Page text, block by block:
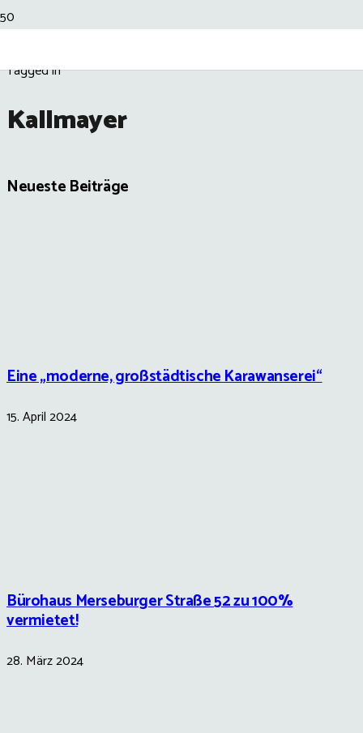
Tagged in
Kallmayer
Neueste Beiträge
Eine „moderne, großstädtische Karawanserei“
15. April 2024
Bürohaus Merseburger Straße 52 zu 100%
vermietet!
28. März 2024